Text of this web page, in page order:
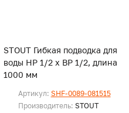
STOUT Гибкая подводка для
воды НР 1/2 х ВР 1/2, длина
1000 мм
Артикул: SHF-0089-081515
Производитель: STOUT